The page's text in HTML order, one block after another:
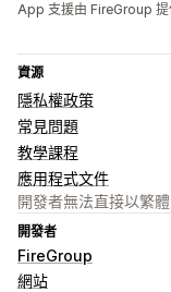
App 支援由 FireGroup 提
資源
隱私權政策
常見問題
教學課程
應用程式文件
開發者無法直接以繁
開發者
FireGroup
網站